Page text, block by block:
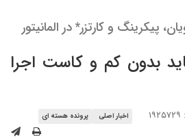
پیکرینگ و کارتزر* در المانیتور
بدون کم و کاست اجرا
اخبار اصلی پرونده هسته ای